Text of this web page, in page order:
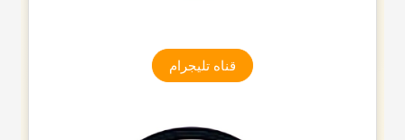
قناه تلیجرام